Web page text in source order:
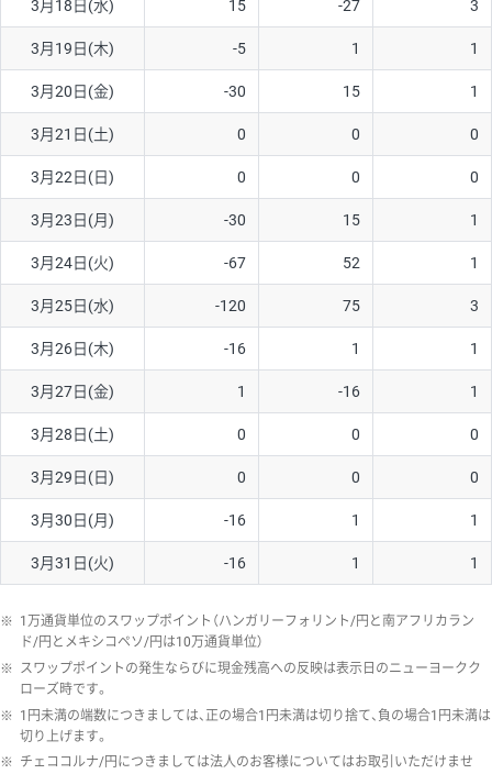
3月18日(水) 15 -27 3
3月19日(木) -5 1 1
3月20日(金) -30 15 1
3月21日(土) 0 0 0
3月22日(日) 0 0 0
3月23日(月) -30 15 1
3月24日(火) -67 52 1
3月25日(水) -120 75 3
3月26日(木) -16 1 1
3月27日(金) 1 -16 1
3月28日(土) 0 0 0
3月29日(日) 0 0 0
3月30日(月) -16 1 1
3月31日(火) -16 1 1
※ 1万通貨単位のスワップポイント（ハンガリーフォリント/円と南アフリカラン
ド/円とメキシコペソ/円は10万通貨単位）
※ スワップポイントの発生ならびに現金残高への反映は表示日のニューヨークク
ローズ時です。
※ 1円未満の端数につきましては、正の場合1円未満は切り捨て、負の場合1円未満は
切り上げます。
※ チェココルナ/円につきましては法人のお客様についてはお取引いただけませ